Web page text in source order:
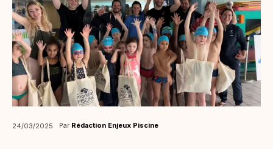
24/03/2025 Par Rédaction Enjeux Piscine